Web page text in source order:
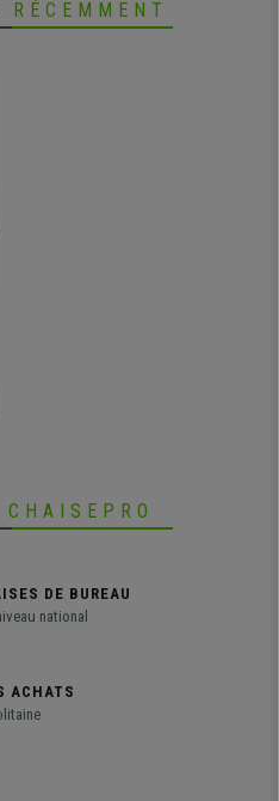
RÉCEMMENT
CHAISEPRO
DE BUREAU
national
ACHATS